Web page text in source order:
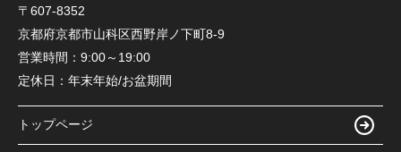
〒607-8352
京都府京都市山科区西野岸ノ下町8-9
営業時間： 9:00～19:00
定休日： 年末年始/お盆期間
トップページ